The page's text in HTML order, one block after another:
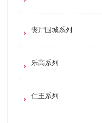
丧尸围城系列
乐高系列
仁王系列